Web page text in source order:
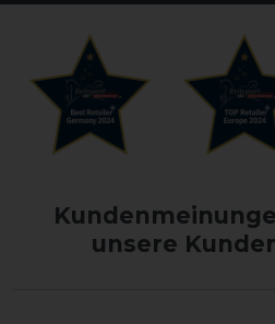
unsere